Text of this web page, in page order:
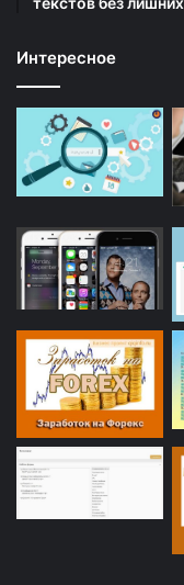
Интересное